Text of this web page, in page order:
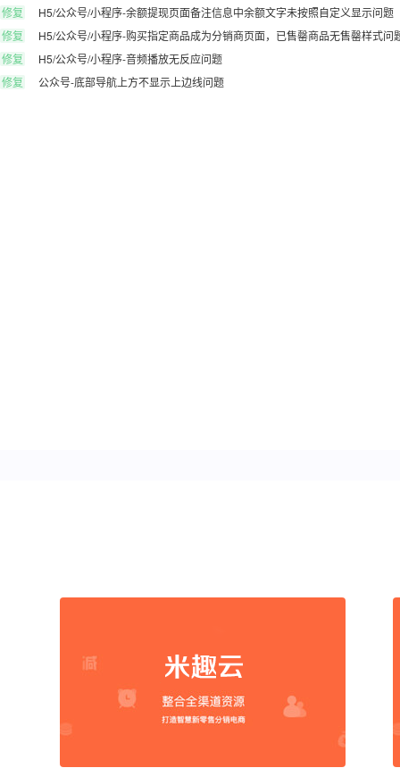
修复
H5/公众号/小程序-余额提现页面备注信息中余额文字未按照自定义显示问题
修复
H5/公众号/小程序-购买指定商品成为分销商页面，已售罄商品无售罄样式问
修复
H5/公众号/小程序-音频播放无反应问题
修复
公众号-底部导航上方不显示上边线问题